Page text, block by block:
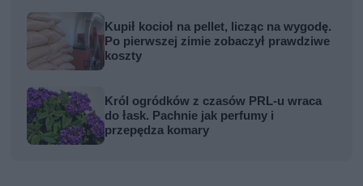
Kupił kocioł na pellet, licząc na wygodę.
Po pierwszej zimie zobaczył prawdziwe
koszty
Król ogródków z czasów PRL-u wraca
do łask. Pachnie jak perfumy i
przepędza komary